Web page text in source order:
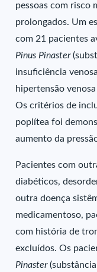
pessoas com risco
prolongados. Um
com 21 pacientes
Pinus Pinaster
insuficiência
hipertensão
Os critérios de
poplítea foi
aumento da
Pacientes com
diabéticos,
outra doença
medicamentoso,
com história de
excluídos. Os
Pinaster